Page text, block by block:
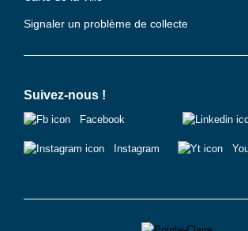
Signaler un problème de collecte
Suivez-nous !
Facebook
Instagram